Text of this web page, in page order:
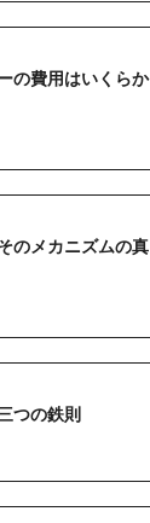
の費用はいくらか
のメカニズムの真
つの鉄則